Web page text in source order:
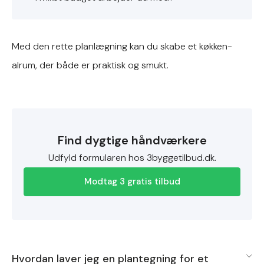
Med den rette planlægning kan du skabe et køkken-
alrum, der både er praktisk og smukt.
Find dygtige håndværkere
Udfyld formularen hos 3byggetilbud.dk.
Modtag 3 gratis tilbud
Hvordan laver jeg en plantegning for et